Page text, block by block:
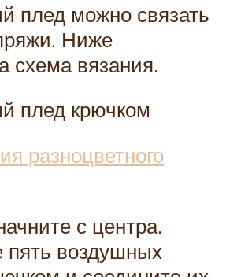
плед можно связать
Ниже
схема вязания.
плед крючком
разноцветного
с центра.
пять воздушных